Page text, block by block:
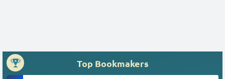
Top Bookmakers